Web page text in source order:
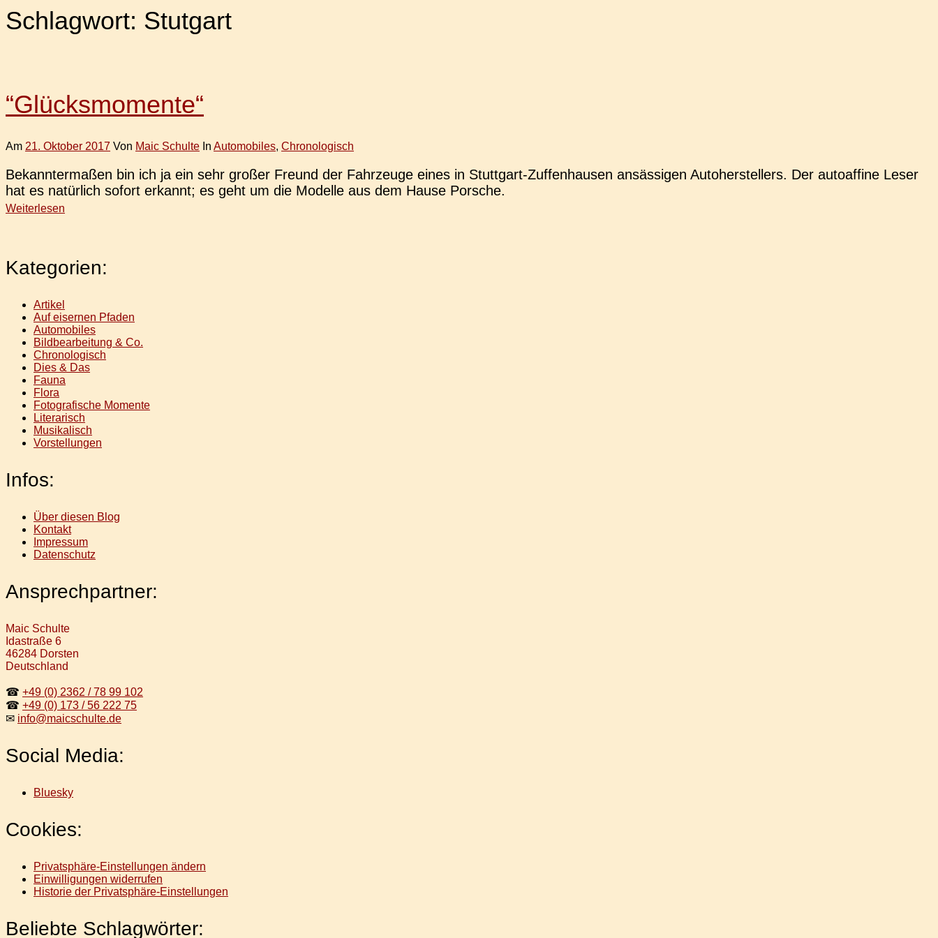
Schlagwort: Stutgart
“Glücksmomente“
Am 21. Oktober 2017 Von Maic Schulte In Automobiles, Chronologisch
Bekann­ter­ma­ßen bin ich ja ein sehr großer Freund der Fahr­zeu­ge eines in Stut­t­­gart-Zuffen­hau­­sen ansäs­si­gen Auto­her­stel­lers. Der auto­af­fi­ne Leser
hat es natür­lich sofort erkannt; es geht um die Model­le aus dem Hause Porsche.
Weiterlesen
Kategorien:
Artikel
Auf eisernen Pfaden
Automobiles
Bildbearbeitung & Co.
Chronologisch
Dies & Das
Fauna
Flora
Fotografische Momente
Literarisch
Musikalisch
Vorstellungen
Infos:
Über diesen Blog
Kontakt
Impressum
Datenschutz
Ansprechpartner:
Maic Schulte
Idastraße 6
46284 Dorsten
Deutschland
☎ +49 (0) 2362 / 78 99 102
☎ +49 (0) 173 / 56 222 75
✉ info@maicschulte.de
Social Media:
Bluesky
Cookies:
Privatsphäre-Einstellungen ändern
Einwilligungen widerrufen
Historie der Privatsphäre-Einstellungen
Beliebte Schlagwörter: